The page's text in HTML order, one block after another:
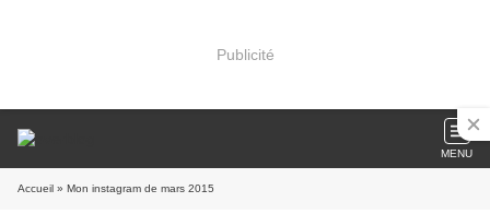
Publicité
MENU
Accueil » Mon instagram de mars 2015